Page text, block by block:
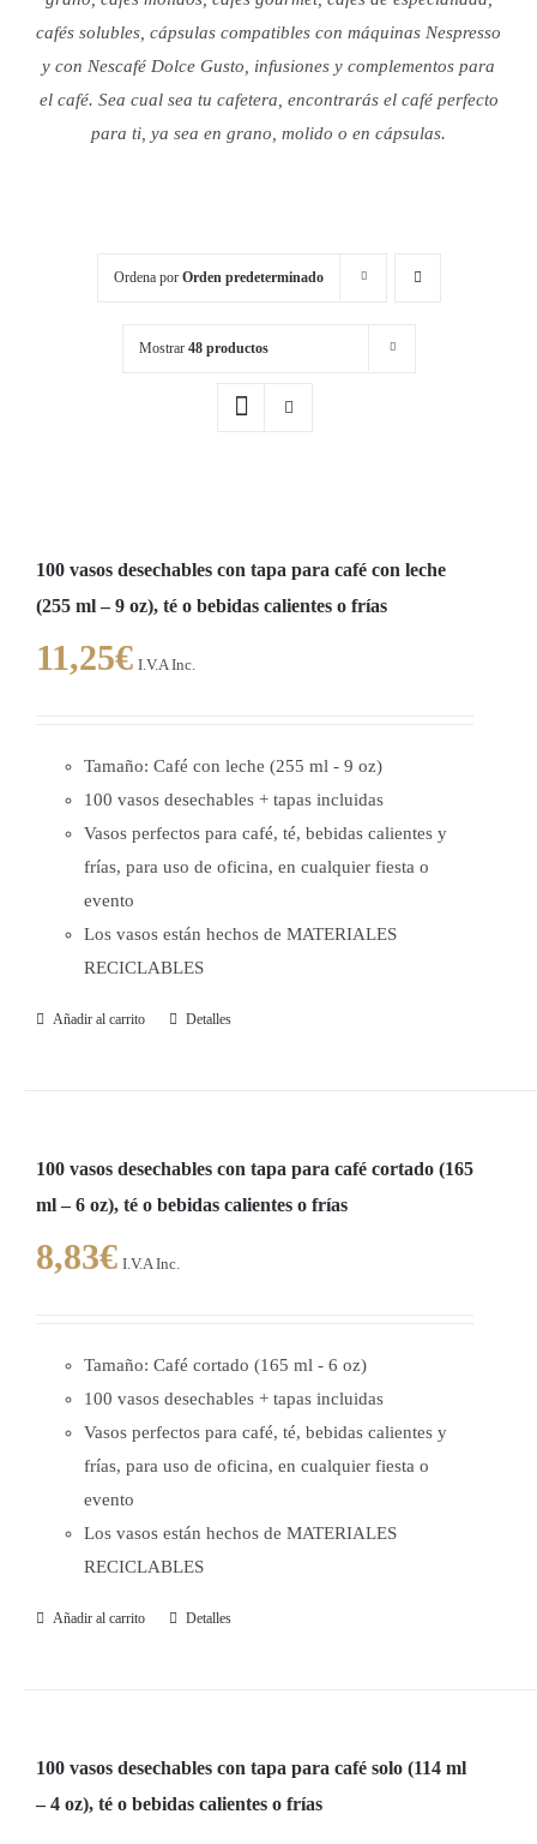
cafés solubles, cápsulas compatibles con máquinas Nespresso
y con Nescafé Dolce Gusto, infusiones y complementos para
el café. Sea cual sea tu cafetera, encontrarás el café perfecto
para ti, ya sea en grano, molido o en cápsulas.
Ordena por Orden predeterminado
Mostrar 48 productos
100 vasos desechables con tapa para café con leche
(255 ml – 9 oz), té o bebidas calientes o frías
11,25€ I.V.A Inc.
Tamaño: Café con leche (255 ml - 9 oz)
100 vasos desechables + tapas incluidas
Vasos perfectos para café, té, bebidas calientes y
frías, para uso de oficina, en cualquier fiesta o
evento
Los vasos están hechos de MATERIALES
RECICLABLES
Añadir al carrito Detalles
100 vasos desechables con tapa para café cortado (165
ml – 6 oz), té o bebidas calientes o frías
8,83€ I.V.A Inc.
Tamaño: Café cortado (165 ml - 6 oz)
100 vasos desechables + tapas incluidas
Vasos perfectos para café, té, bebidas calientes y
frías, para uso de oficina, en cualquier fiesta o
evento
Los vasos están hechos de MATERIALES
RECICLABLES
Añadir al carrito Detalles
100 vasos desechables con tapa para café solo (114 ml
– 4 oz), té o bebidas calientes o frías